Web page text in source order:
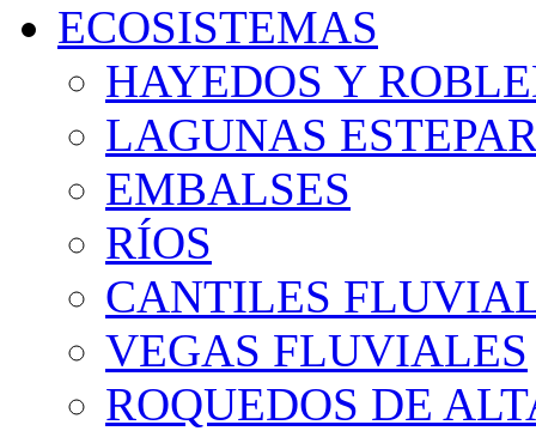
ECOSISTEMAS
HAYEDOS Y
LAGUNAS
EMBALSES
RÍOS
CANTILES
VEGAS FLUVIALES
ROQUEDOS DE